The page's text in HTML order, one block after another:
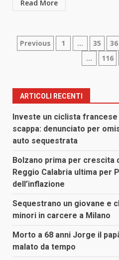
Read More
Paginazione
articoli
Previous 1 … 35 36
…
116
ARTICOLI RECENTI
Investe un ciclista
scappa: denunciato per
auto sequestrata
Bolzano prima per crescita
Reggio Calabria ultima per
dell’inflazione
Sequestrano un giovane e
minori in carcere a Milano
Morto a 68 anni Jorge il
malato da tempo